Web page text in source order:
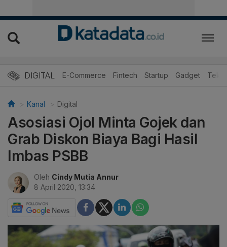
DIGITAL E-Commerce Fintech Startup Gadget
Kanal Digital
Asosiasi Ojol Minta Gojek dan
Grab Diskon Biaya Bagi Hasil
Imbas PSBB
Oleh Cindy Mutia Annur
8 April 2020, 13:34